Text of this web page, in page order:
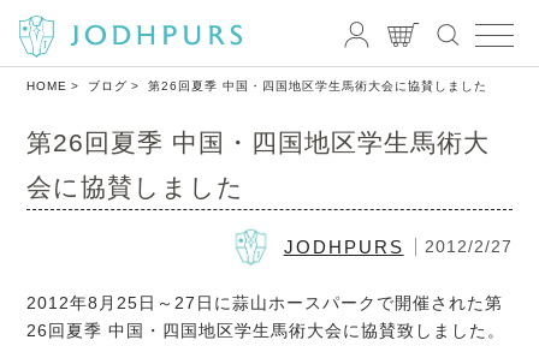
HOME ブログ 第26回夏季 中国・四国地区学生馬術大会に協賛しました
第26回夏季 中国・四国地区学生馬術大
会に協賛しました
JODHPURS 2012/2/27
2012年8月25日～27日に蒜山ホースパークで開催された第
26回夏季 中国・四国地区学生馬術大会に協賛致しました。